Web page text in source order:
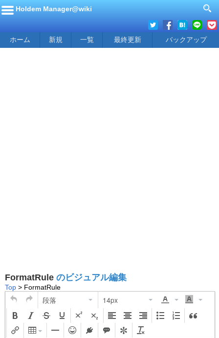
Holdem Manager@wiki
ホーム 新規 一覧 最終更新 バックアップ
FormatRule のビジュアル編集
Top > FormatRule
段落 14px